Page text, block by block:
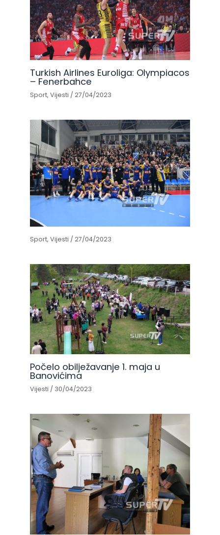
Turkish Airlines Euroliga: Olympiacos
– Fenerbahce
Sport,Vijesti /27/04/2023
Sport,Vijesti /27/04/2023
Počelo obilježavanje 1. maja u
Banovićima
Vijesti / 30/04/2023